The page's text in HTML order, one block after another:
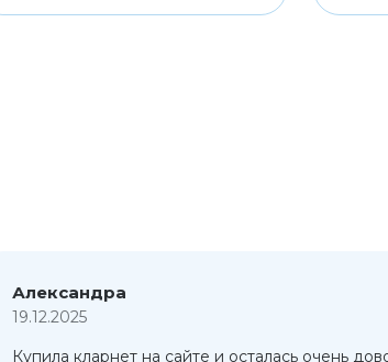
Александра
19.12.2025
Купила кларнет на сайте и осталась очень